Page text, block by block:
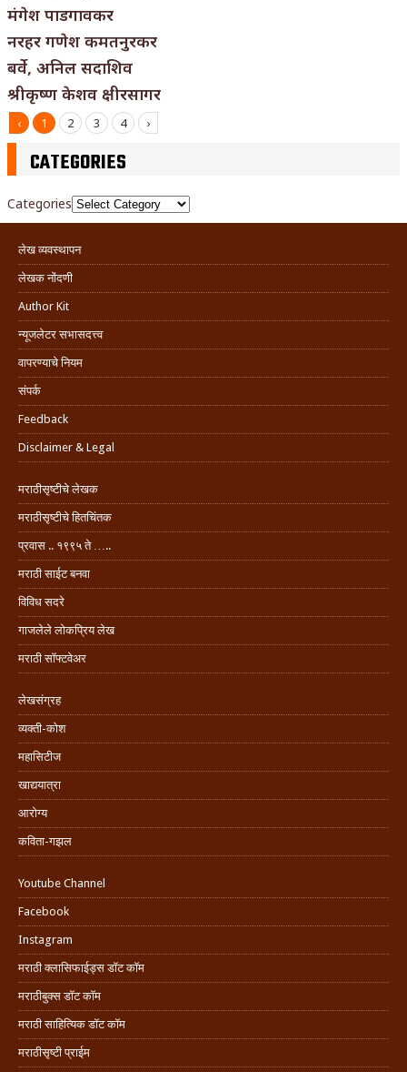
मंगेश पाडगावकर
नरहर गणेश कमतनुरकर
बर्वे, अनिल सदाशिव
श्रीकृष्ण केशव क्षीरसागर
‹ 1 2 3 4 ›
CATEGORIES
Categories
लेख व्यवस्थापन
लेखक नोंदणी
Author Kit
न्यूजलेटर सभासदत्त्व
वापरण्याचे नियम
संपर्क
Feedback
Disclaimer & Legal
मराठीसृष्टीचे लेखक
मराठीसृष्टीचे हितचिंतक
प्रवास .. १९९५ ते …..
मराठी साईट बनवा
विविध सदरे
गाजलेले लोकप्रिय लेख
मराठी सॉफ्टवेअर
लेखसंग्रह
व्यक्ती-कोश
महासिटीज
खाद्ययात्रा
आरोग्य
कविता-गझल
Youtube Channel
Facebook
Instagram
मराठी क्लासिफाईड्स डॉट कॉम
मराठीबुक्स डॉट कॉम
मराठी साहित्यिक डॉट कॉम
मराठीसृष्टी प्राईम